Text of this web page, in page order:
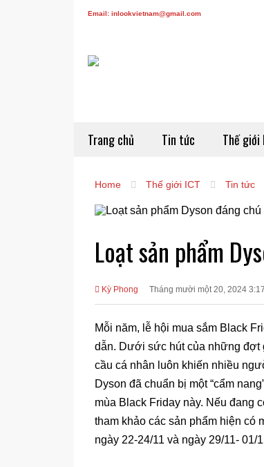
Email: inlookvietnam@gmail.com
Trang chủ Tin tức Thế giới
Home Thế giới ICT Tin tức
Loạt sản phẩm
Kỳ Phong Tháng mười một 20, 2024
Mỗi năm, lễ hội mua sắm Black
dẫn. Dưới sức hút của những đợt
cầu cá nhân luôn khiến nhiều
Dyson đã chuẩn bị một “cẩm
mùa Black Friday này. Nếu đang
tham khảo các sản phẩm hiện có
ngày 22-24/11 và ngày 29/11- 01/